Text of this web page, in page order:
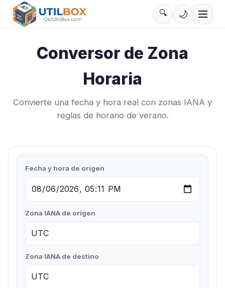
🔍 🌙
Conversor de Zona
Horaria
Convierte una fecha y hora real con zonas IANA y
reglas de horario de verano.
Fecha y hora de origen
Zona IANA de origen
Zona IANA de destino